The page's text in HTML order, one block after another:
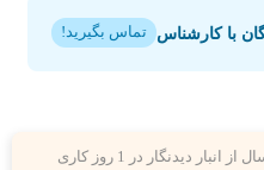
با کارشناس تماس بگیرید!
از انبار دیدنگار در 1 روز کاری